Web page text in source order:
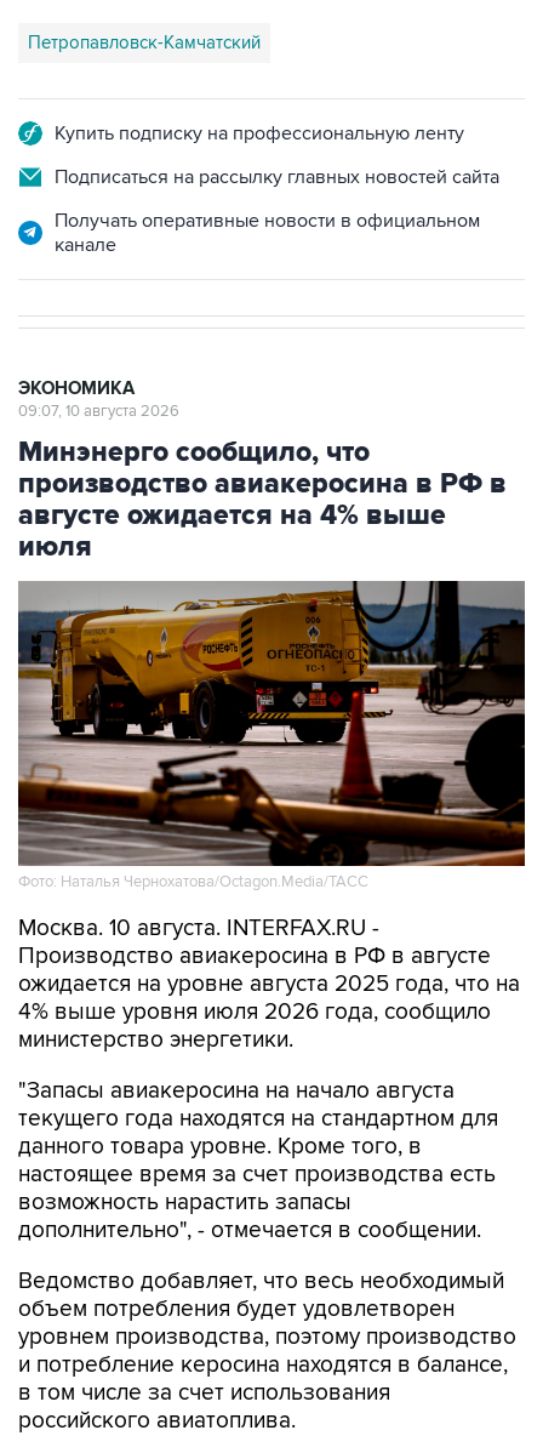
Петропавловск-Камчатский
Купить подписку на профессиональную ленту
Подписаться на рассылку главных новостей сайта
Получать оперативные новости в официальном
канале
ЭКОНОМИКА
09:07, 10 августа 2026
Минэнерго сообщило, что
производство авиакеросина в РФ в
августе ожидается на 4% выше
июля
Фото: Наталья Чернохатова/Octagon.Media/ТАСС
Москва. 10 августа. INTERFAX.RU -
Производство авиакеросина в РФ в августе
ожидается на уровне августа 2025 года, что на
4% выше уровня июля 2026 года, сообщило
министерство энергетики.
"Запасы авиакеросина на начало августа
текущего года находятся на стандартном для
данного товара уровне. Кроме того, в
настоящее время за счет производства есть
возможность нарастить запасы
дополнительно", - отмечается в сообщении.
Ведомство добавляет, что весь необходимый
объем потребления будет удовлетворен
уровнем производства, поэтому производство
и потребление керосина находятся в балансе,
в том числе за счет использования
российского авиатоплива.